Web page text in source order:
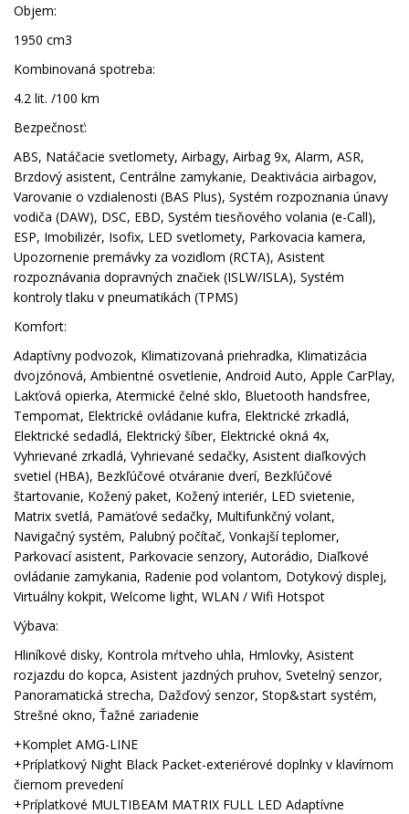
Objem:
1950 cm3
Kombinovaná spotreba:
4.2 lit. /100 km
Bezpečnosť:
ABS, Natáčacie svetlomety, Airbagy, Airbag 9x, Alarm, ASR,
Brzdový asistent, Centrálne zamykanie, Deaktivácia airbagov,
Varovanie o vzdialenosti (BAS Plus), Systém rozpoznania únavy
vodiča (DAW), DSC, EBD, Systém tiesňového volania (e-Call),
ESP, Imobilizér, Isofix, LED svetlomety, Parkovacia kamera,
Upozornenie premávky za vozidlom (RCTA), Asistent
rozpoznávania dopravných značiek (ISLW/ISLA), Systém
kontroly tlaku v pneumatikách (TPMS)
Komfort:
Adaptívny podvozok, Klimatizovaná priehradka, Klimatizácia
dvojzónová, Ambientné osvetlenie, Android Auto, Apple CarPlay,
Lakťová opierka, Atermické čelné sklo, Bluetooth handsfree,
Tempomat, Elektrické ovládanie kufra, Elektrické zrkadlá,
Elektrické sedadlá, Elektrický šíber, Elektrické okná 4x,
Vyhrievané zrkadlá, Vyhrievané sedačky, Asistent diaľkových
svetiel (HBA), Bezkľúčové otváranie dverí, Bezkľúčové
štartovanie, Kožený paket, Kožený interiér, LED svietenie,
Matrix svetlá, Pamäťové sedačky, Multifunkčný volant,
Navigačný systém, Palubný počítač, Vonkajší teplomer,
Parkovací asistent, Parkovacie senzory, Autorádio, Diaľkové
ovládanie zamykania, Radenie pod volantom, Dotykový displej,
Virtuálny kokpit, Welcome light, WLAN / Wifi Hotspot
Výbava:
Hliníkové disky, Kontrola mŕtveho uhla, Hmlovky, Asistent
rozjazdu do kopca, Asistent jazdných pruhov, Svetelný senzor,
Panoramatická strecha, Dažďový senzor, Stop&start systém,
Strešné okno, Ťažné zariadenie
+Komplet AMG-LINE
+Príplatkový Night Black Packet-exteriérové doplnky v klavírnom
čiernom prevedení
+Príplatkové MULTIBEAM MATRIX FULL LED Adaptívne